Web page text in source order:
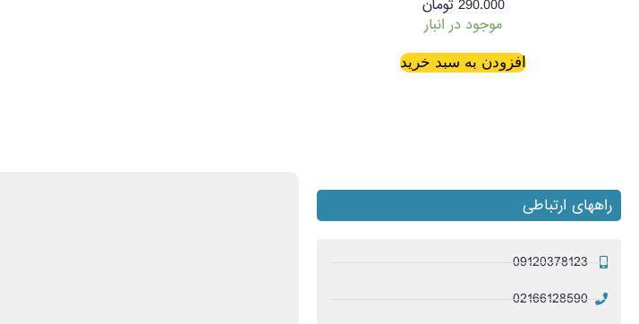
290.000 تومان
موجود در انبار
افزودن به سبد خرید
راههای ارتباطی
09120378123
02166128590